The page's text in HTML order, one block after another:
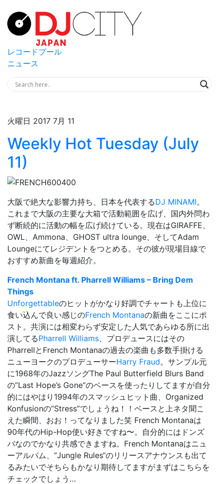
レコードプール
ニュース
火曜日 2017 7月 11
Weekly Hot Tuesday (July
11)
大阪で絶大な影響力持ち、日本を代表するDJ MINAMI。
これまで大阪の主要な大箱で活動範囲を広げ、国内外問わ
ず断続的に活動の幅を広げ続けている。現在はGIRAFFE、
OWL、Ammona、GHOST ultra lounge、そしてAdam
Loungeにてレジデントをつとめる。その彼が現場目線で
おすすめ新曲を毎週紹介。
French Montana ft. Pharrell Williams – Bring Dem
Things
Unforgettableのヒットがかなり好調でチャートも上位に
食い込んで良い感じのFrench Montanaの新曲をここにポ
スト。共演には相変わらず安定した人気であらゆる所に出
演してるPharrell Williams 、プロデュースにはその
PharrellとFrench Montanaの過去の楽曲も多数手掛ける
ニューヨークのプロデューサーHarry Fraud。サンプル元
に1968年のJazzソングThe Paul Butterfield Blurs Band
の”Last Hope’s Gone”のベースを使ったりしてますが自分
的にはやはり1994年のスマッシュヒット曲、Organized
Konfusionの”Stress”でしょうね！！ベースと上ネタ聞こ
えた瞬間、おお！ってなりました笑 French Montanaは
90年代のHip-Hop使い好きですね〜。自分的にはドンズ
バなのでかなり共感できますね。French Montanaはニュ
ーアルバム、”Jungle Rules“のリリースアナウンスも出て
るみたいでそちらもかなり期待してますがまずはこちらを
チェックでしょう…